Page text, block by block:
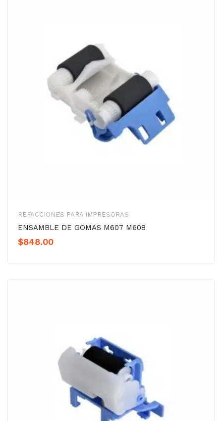
REFACCIONES PARA IMPRESORAS
ENSAMBLE DE GOMAS M607 M608
$848.00